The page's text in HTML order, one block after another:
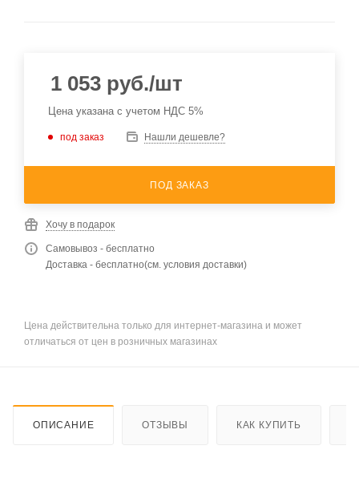
1 053 руб./шт
Цена указана с учетом НДС 5%
под заказ Нашли дешевле?
ПОД ЗАКАЗ
Хочу в подарок
Самовывоз - бесплатно
Доставка - бесплатно(см. условия доставки)
Цена действительна только для интернет-магазина и может
отличаться от цен в розничных магазинах
ОПИСАНИЕ ОТЗЫВЫ КАК КУПИТЬ